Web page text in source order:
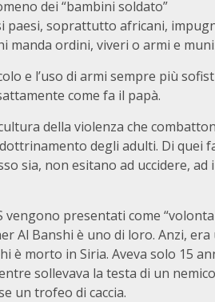
dei “bambini soldato”
paesi, soprattutto africani,
manda ordini, viveri o armi e
e l’uso di armi sempre più
come fa il papà.
della violenza che
degli adulti. Di quei
sia, non esitano ad uccidere,
vengono presentati come
Al Banshi è uno di loro. Anzi,
è morto in Siria. Aveva solo 15
sollevava la testa di un
un trofeo di caccia.